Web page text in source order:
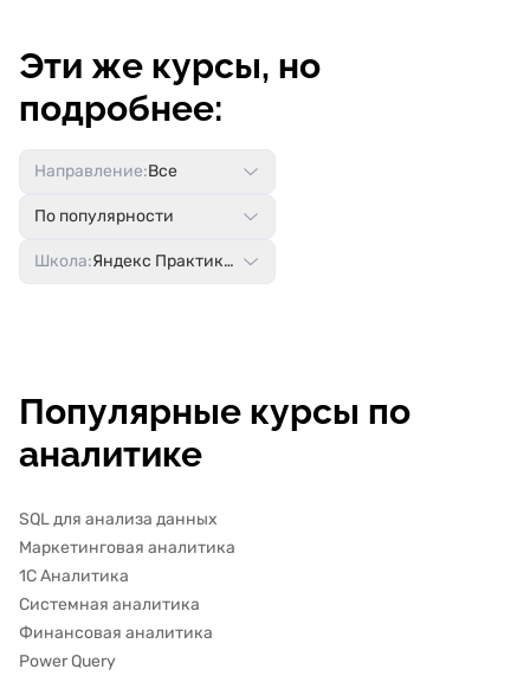
Эти же курсы, но
подробнее:
Направление:Все
По популярности
Школа:Яндекс Практикум
Популярные курсы по
аналитике
SQL для анализа данных
Маркетинговая аналитика
1С Аналитика
Системная аналитика
Финансовая аналитика
Power Query